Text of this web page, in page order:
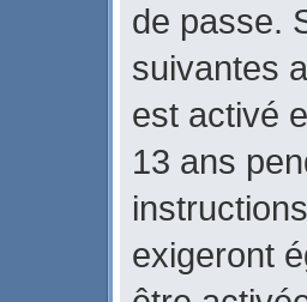
de passe.
suivantes
est activé
13 ans
exigeront